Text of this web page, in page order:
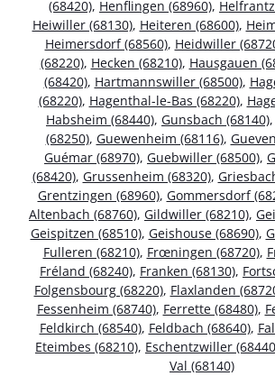
(68420), Henflingen (68960),
Heiwiller (68130), Heiteren (68600),
Heimersdorf (68560), Heidwiller
(68220), Hecken (68210), Hausgauen
(68420), Hartmannswiller (68500),
(68220), Hagenthal-le-Bas (68220),
Habsheim (68440), Gunsbach (68140),
(68250), Guewenheim (68116),
Guémar (68970), Guebwiller (68500),
(68420), Grussenheim (68320),
Grentzingen (68960), Gommersdorf
Altenbach (68760), Gildwiller (68210),
Geispitzen (68510), Geishouse (68690),
Fulleren (68210), Frœningen (68720),
Fréland (68240), Franken (68130),
Folgensbourg (68220), Flaxlanden
Fessenheim (68740), Ferrette (68480),
Feldkirch (68540), Feldbach (68640),
Eteimbes (68210), Eschentzwiller
Val (68140)